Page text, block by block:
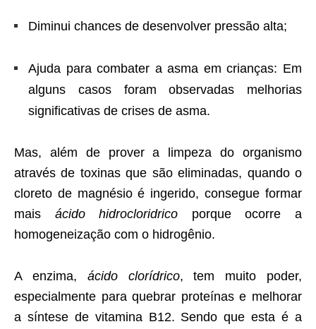
Diminui chances de desenvolver pressão alta;
Ajuda para combater a asma em crianças: Em
alguns casos foram observadas melhorias
significativas de crises de asma.
Mas, além de prover a limpeza do organismo
através de toxinas que são eliminadas, quando o
cloreto de magnésio é ingerido, consegue formar
mais ácido hidrocloridrico porque ocorre a
homogeneização com o hidrogênio.
A enzima, ácido clorídrico, tem muito poder,
especialmente para quebrar proteínas e melhorar
a síntese de vitamina B12. Sendo que esta é a